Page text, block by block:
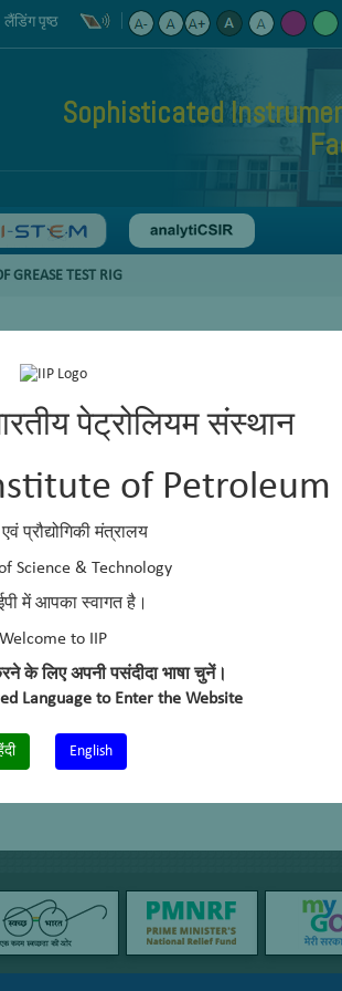
पेट्रोलियम संस्थान
of Petroleum
एवं प्रौद्योगिकी मंत्रालय
Science & Technology
में आपका स्वागत है।
Welcome to IIP
के लिए अपनी पसंदीदा भाषा चुनें।
Language to Enter the Website
English
लैंडिंग पृष्ठ
Sophisticated
GREASE TEST RIG